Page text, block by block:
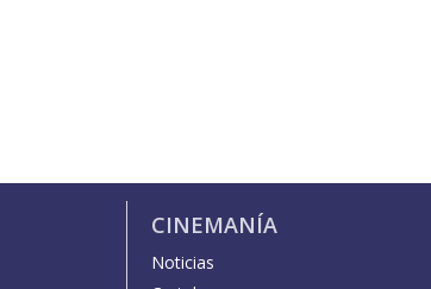
CINEMANÍA
Noticias